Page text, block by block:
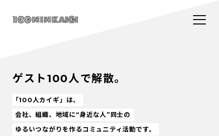
ゲスト100人で解散。
「100人カイギ」は、
会社、組織、地域に“身近な人”同士の
ゆるいつながりを作るコミュニティ活動です。